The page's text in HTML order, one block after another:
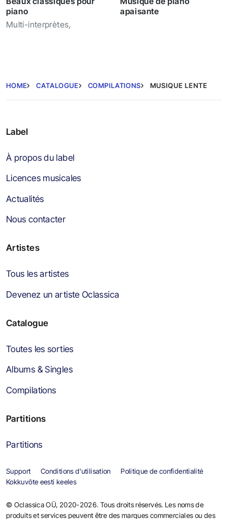
piano
Multi-interprètes,
apaisante
HOME CATALOGUE COMPILATIONS MUSIQUE LENTE
Label
À propos du label
Licences musicales
Actualités
Nous contacter
Artistes
Tous les artistes
Devenez un artiste Oclassica
Catalogue
Toutes les sorties
Albums & Singles
Compilations
Partitions
Partitions
Support Conditions d'utilisation
Politique de confidentialité
Kokkuvõte eesti keeles
© Oclassica OÜ, 2020-2026. Tous droits réservés. Les noms de
produits et services peuvent être des marques commerciales ou des